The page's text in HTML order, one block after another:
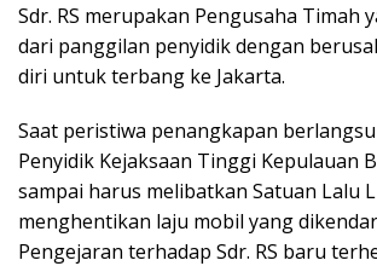
Sdr. RS merupakan Pengusaha Timah
dari panggilan penyidik dengan
diri untuk terbang ke Jakarta.
Saat peristiwa penangkapan
Penyidik Kejaksaan Tinggi Kepulauan
sampai harus melibatkan Satuan Lalu
menghentikan laju mobil yang
Pengejaran terhadap Sdr. RS baru